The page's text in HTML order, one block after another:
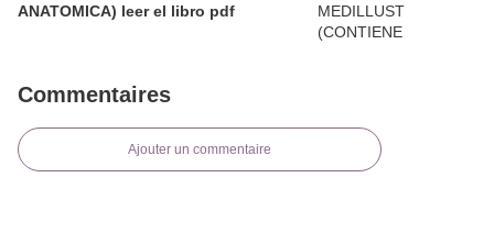
ANATOMICA) leer el libro pdf
Commentaires
Ajouter un commentaire